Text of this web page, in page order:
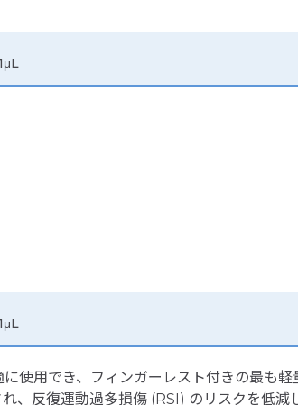
でき、フィンガーレスト付きの最も軽
反復運動過多損傷 (RSI) のリスクを低減